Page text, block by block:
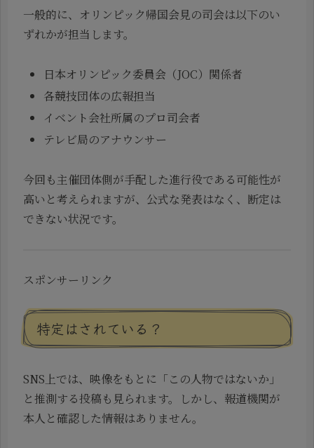
一般的に、オリンピック帰国会見の司会は以下のい
ずれかが担当します。
日本オリンピック委員会（JOC）関係者
各競技団体の広報担当
イベント会社所属のプロ司会者
テレビ局のアナウンサー
今回も主催団体側が手配した進行役である可能性が
高いと考えられますが、公式な発表はなく、断定は
できない状況です。
スポンサーリンク
特定はされている？
SNS上では、映像をもとに「この人物ではないか」
と推測する投稿も見られます。しかし、報道機関が
本人と確認した情報はありません。